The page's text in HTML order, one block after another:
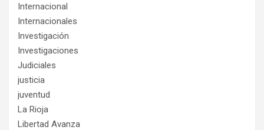
Internacional
Internacionales
Investigación
Investigaciones
Judiciales
justicia
juventud
La Rioja
Libertad Avanza